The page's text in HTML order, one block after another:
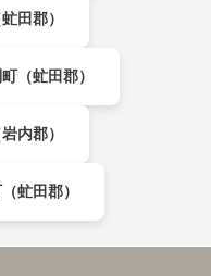
田郡）
（虻田郡）
内郡）
虻田郡）